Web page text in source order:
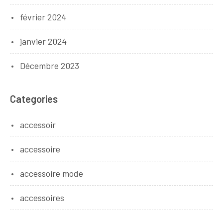
février 2024
janvier 2024
Décembre 2023
Categories
accessoir
accessoire
accessoire mode
accessoires